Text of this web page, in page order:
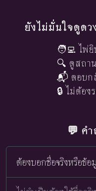
ยังไม่มั่นใจดูด
🧑‍💻 ไพ่
🔍 ดูสถา
📬 ตอบก
🔒 ไม่ต้อง
💬 ค
ต้องบอกชื่อจริงหรือข้